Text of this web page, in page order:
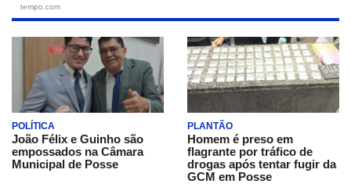
POLÍTICA
João Félix e Guinho são
empossados na Câmara
Municipal de Posse
PLANTÃO
Homem é preso em
flagrante por tráfico de
drogas após tentar fugir da
GCM em Posse